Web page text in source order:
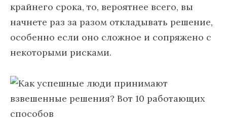
крайнего срока, то, вероятнее всего, вы
начнете раз за разом откладывать решение,
особенно если оно сложное и сопряжено с
некоторыми рисками.